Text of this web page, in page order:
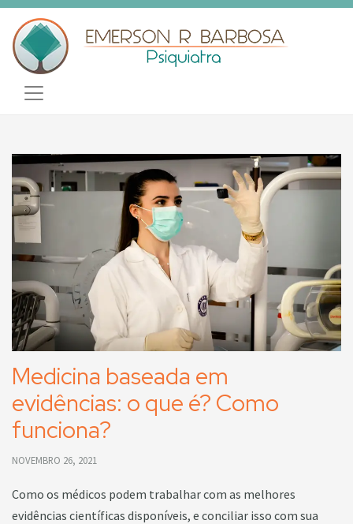
Medicina baseada em
evidências: o que é? Como
funciona?
NOVEMBRO 26, 2021
Como os médicos podem trabalhar com as melhores
evidências científicas disponíveis, e conciliar isso com sua